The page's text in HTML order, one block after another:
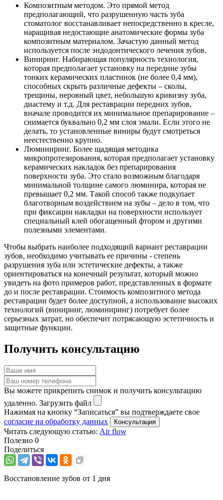
Композитным методом. Это прямой метод
предполагающий, что разрушенную часть зуба
стоматолог восстанавливает непосредственно в кресле,
наращивая недостающие анатомические формы зуба
композитным материалом. Зачастую данный метод
используется после эндодонтического лечения зубов.
Виниринг. Набирающая популярность технология,
которая предполагает установку на передние зубы
тонких керамических пластинок (не более 0,4 мм),
способных скрыть различные дефекты – сколы,
трещины, неровный цвет, небольшую кривизну зуба,
диастему и т.д. Для реставрации передних зубов,
вначале проводится их минимальное препарирование –
снимается буквально 0,2 мм слоя эмали. Если этого не
делать, то установленные виниры будут смотреться
неестественно крупно.
Люминиринг. Более щадящая методика
микропротезирования, которая предполагает установку
керамических накладок без препарирования
поверхности зуба. Это стало возможным благодаря
минимальной толщине самого люминира, которая не
превышает 0,2 мм. Такой способ также подкупает
благотворным воздействием на зубы – дело в том, что
при фиксации накладки на поверхности использует
специальный клей обогащенный фтором и другими
полезными элементами.
Чтобы выбрать наиболее подходящий вариант реставрации
зубов, необходимо учитывать ее причины - степень
разрушения зуба или эстетические дефекты, а также
ориентироваться на конечный результат, который можно
увидеть на фото примеров работ, представленных в формате
до и после реставрации. Стоимость композитного метода
реставрации будет более доступной, а использование высоких
технологий (виниринг, люминиринг) потребует более
серьезных затрат, но обеспечит потрясающую эстетичность и
защитные функции.
Получить консультацию
Вы можете прикрепить снимок и получить консультацию
удаленно. Загрузить файл
Нажимая на кнопку “Записаться” вы подтверждаете свое
согласие на обработку данных
Читать следующую статью: Air flow
Полезно 0
Поделиться
Восстановление зубов от 1 дня